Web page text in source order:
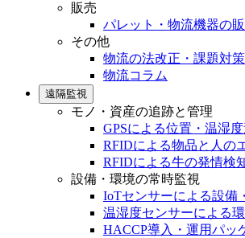
販売
パレット・物流機器の
その他
物流の法改正・課題対
物流コラム
遠隔監視
モノ・資産の追跡と管理
GPSによる位置・温湿
RFIDによる物品と人の
RFIDによる牛の発情検
設備・環境の常時監視
IoTセンサーによる設備
温湿度センサーによる
HACCP導入・運用パッ